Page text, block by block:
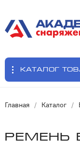
Каталог
Главная / Каталог /
Ремень